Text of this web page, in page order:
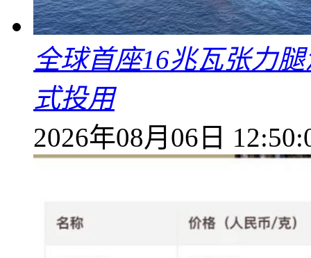
全球首座16兆瓦张力
式投用
2026年08月06日